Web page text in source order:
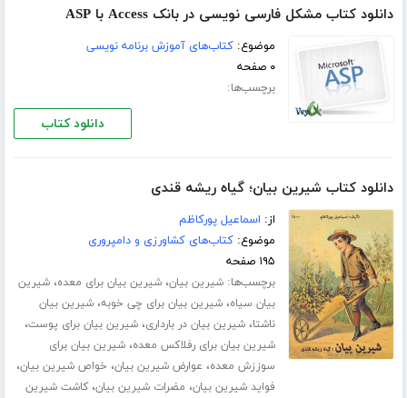
دانلود کتاب مشکل فارسی نویسی در بانک Access با ASP
موضوع:کتاب‌های آموزش برنامه نویسی
۰ صفحه
برچسب‌ها:
دانلود کتاب
دانلود کتاب شیرین بیان؛ گیاه ریشه قندی
از: اسماعیل پورکاظم
موضوع:کتاب‌های کشاورزی و دامپروری
۱۹۵ صفحه
برچسب‌ها:شیرین بیان،شیرین بیان برای معده،شیرین
بیان سیاه،شیرین بیان برای چی خوبه،شیرین بیان
ناشتا،شیرین بیان در بارداری،شیرین بیان برای پوست،
شیرین بیان برای رفلاکس معده،شیرین بیان برای
سوززش معده، عوارض شیرین بیان، خواص شیرین بیان،
فواید شیرین بیان، مضرات شیرین بیان،کاشت شیرین